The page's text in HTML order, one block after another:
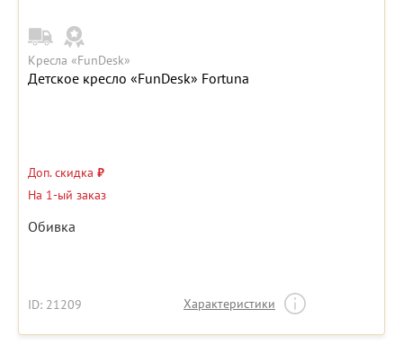
Кресла «FunDesk»
Детское кресло «FunDesk» Fortuna
Доп. скидка ₽
На 1-ый заказ
Обивка
ID: 21209 Характеристики